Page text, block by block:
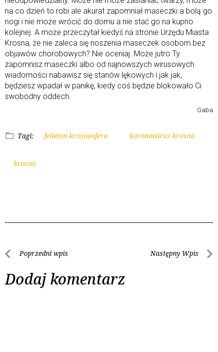
na co dzień to robi ale akurat zapomniał maseczki a bolą go
nogi i nie może wrócić do domu a nie stać go na kupno
kolejnej. A może przeczytał kiedyś na stronie Urzędu Miasta
Krosna, że nie zaleca się noszenia maseczek osobom bez
objawów chorobowych? Nie oceniaj. Może jutro Ty
zapomnisz maseczki albo od najnowszych wirusowych
wiadomości nabawisz się stanów lękowych i jak jak,
będziesz wpadał w panikę, kiedy coś będzie blokowało Ci
swobodny oddech.
Gaba
Tagi: felieton krosnosfera koronowirus krosno
krosno
Poprzedni wpis Następny Wpis
Dodaj komentarz